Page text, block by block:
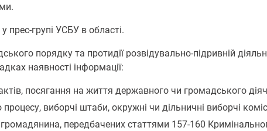
групі УСБУ в області.
порядку та протидії розвідувально-підривній
наявності інформації:
посягання на життя державного чи громадського
виборчі штаби, окружні чи дільничні виборчі
передбачених статтями 157-160